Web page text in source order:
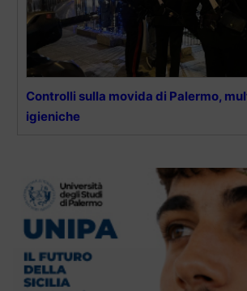
Controlli sulla movida di Palermo,
igieniche